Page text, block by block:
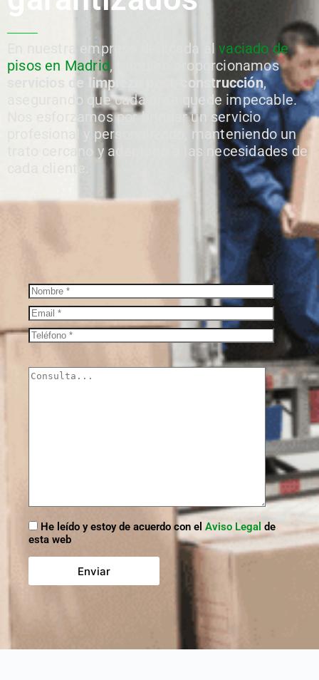
En nuestra empresa dedicada alvaciado de
pisos en Madrid, también proporcionamos
servicios de limpieza post-construcción,
asegurando que cada área quede impecable.
Nos esforzamos por brindar un servicio
profesional y personalizado, manteniendo un
trato cercano y adaptado a las necesidades de
He leído y estoy de acuerdo con el Aviso Legal de
esta web